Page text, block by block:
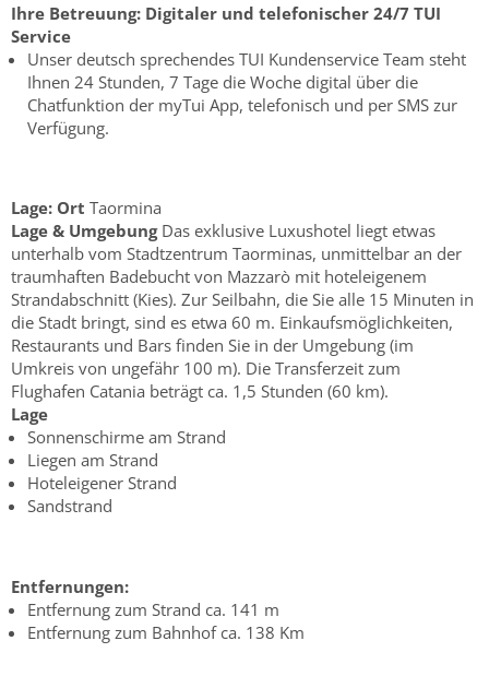
Ihre Betreuung: Digitaler und telefonischer 24/7 TUI
Service
Unser deutsch sprechendes TUI Kundenservice Team steht
Ihnen 24 Stunden, 7 Tage die Woche digital über die
Chatfunktion der myTui App, telefonisch und per SMS zur
Verfügung.
Lage: Ort Taormina
Lage & UmgebungDas exklusive Luxushotel liegt etwas
unterhalb vom Stadtzentrum Taorminas, unmittelbar an der
traumhaften Badebucht von Mazzarò mit hoteleigenem
Strandabschnitt (Kies). Zur Seilbahn, die Sie alle 15 Minuten in
die Stadt bringt, sind es etwa 60 m. Einkaufsmöglichkeiten,
Restaurants und Bars finden Sie in der Umgebung (im
Umkreis von ungefähr 100 m). Die Transferzeit zum
Flughafen Catania beträgt ca. 1,5 Stunden (60 km).
Lage
Sonnenschirme am Strand
Liegen am Strand
Hoteleigener Strand
Sandstrand
Entfernungen:
Entfernung zum Strand ca. 141 m
Entfernung zum Bahnhof ca. 138 Km